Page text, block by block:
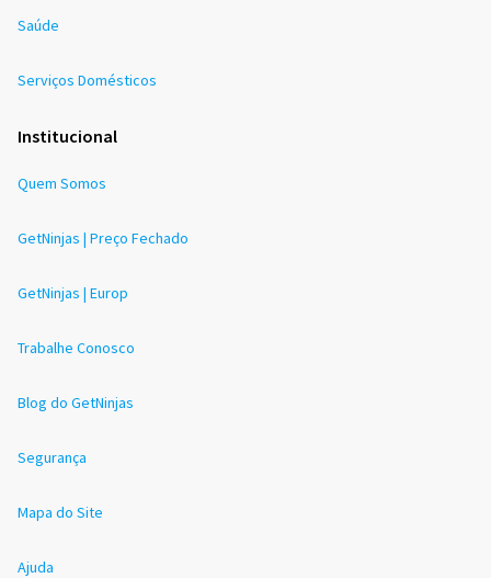
Saúde
Serviços Domésticos
Institucional
Quem Somos
GetNinjas | Preço Fechado
GetNinjas | Europ
Trabalhe Conosco
Blog do GetNinjas
Segurança
Mapa do Site
Ajuda